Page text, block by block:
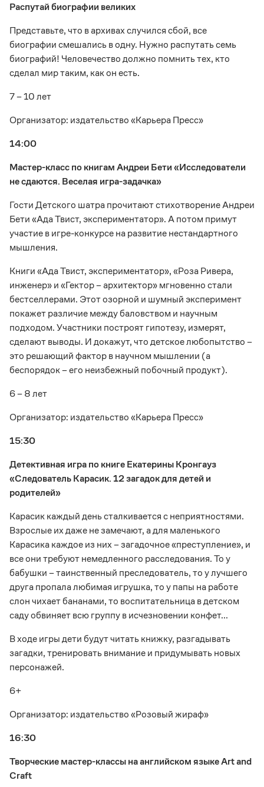
Распутай биографии великих
Представьте, что в архивах случился сбой, все
биографии смешались в одну. Нужно распутать семь
биографий! Человечество должно помнить тех, кто
сделал мир таким, как он есть.
7 – 10 лет
Организатор: издательство «Карьера Пресс»
14:00
Мастер-класс по книгам Андреи Бети «Исследователи
не сдаются. Веселая игра-задачка»
Гости Детского шатра прочитают стихотворение Андреи
Бети «Ада Твист, экспериментатор». А потом примут
участие в игре-конкурсе на развитие нестандартного
мышления.
Книги «Ада Твист, экспериментатор», «Роза Ривера,
инженер» и «Гектор – архитектор» мгновенно стали
бестселлерами. Этот озорной и шумный эксперимент
покажет различие между баловством и научным
подходом. Участники построят гипотезу, измерят,
сделают выводы. И докажут, что детское любопытство –
это решающий фактор в научном мышлении (а
беспорядок – его неизбежный побочный продукт).
6 – 8 лет
Организатор: издательство «Карьера Пресс»
15:30
Детективная игра по книге Екатерины Кронгауз
«Следователь Карасик. 12 загадок для детей и
родителей»
Карасик каждый день сталкивается с неприятностями.
Взрослые их даже не замечают, а для маленького
Карасика каждое из них – загадочное «преступление», и
все они требуют немедленного расследования. То у
бабушки – таинственный преследователь, то у лучшего
друга пропала любимая игрушка, то у папы на работе
слон чихает бананами, то воспитательница в детском
саду обвиняет всю группу в исчезновении конфет...
В ходе игры дети будут читать книжку, разгадывать
загадки, тренировать внимание и придумывать новых
персонажей.
6+
Организатор: издательство «Розовый жираф»
16:30
Творческие мастер-классы на английском языке Art and
Craft